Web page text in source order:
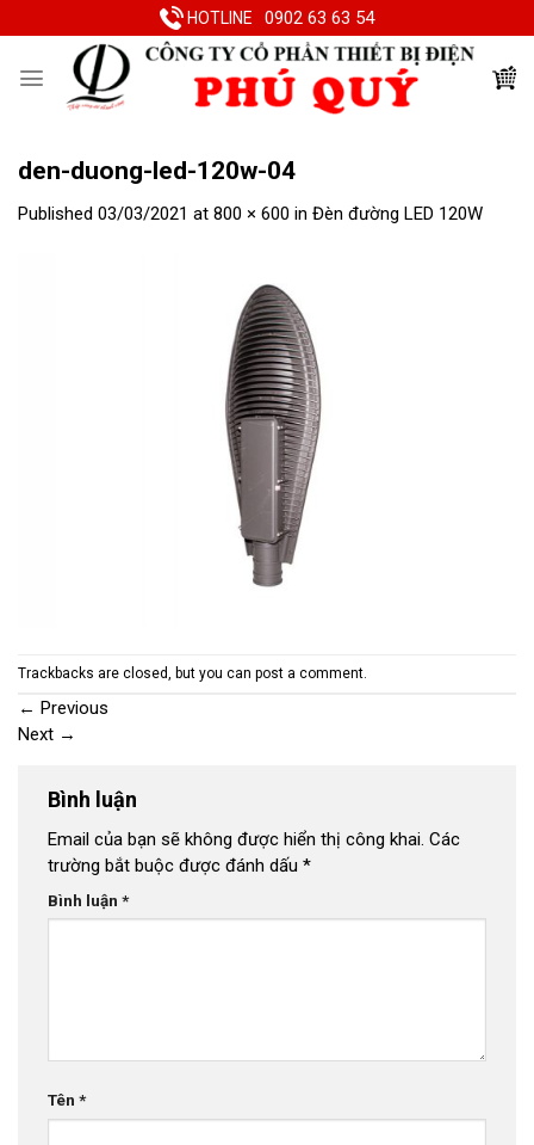
to
HOTLINE 0902 63 63 54
den-duong-led-120w-04
Published 03/03/2021 at 800 × 600 in Đèn đường LED 120W
Trackbacks are closed, but you can post a comment.
← Previous
Next →
Bình luận
Email của bạn sẽ không được hiển thị công khai. Các
trường bắt buộc được đánh dấu *
Bình luận *
Tên *